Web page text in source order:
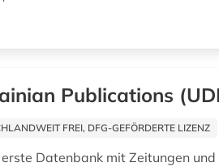
Publications
FREI, DFG-GEFÖRDERTE LIZENZ
Datenbank mit Zeitungen